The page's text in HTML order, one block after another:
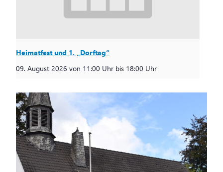
Heimatfest und 1. „Dorftag“
09. August 2026 von 11:00 Uhr bis 18:00 Uhr